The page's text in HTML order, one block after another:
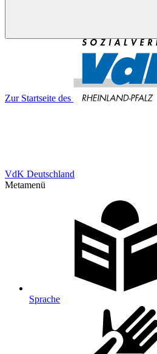
Zur Startseite des
VdK Deutschland
Metamenü
Sprache